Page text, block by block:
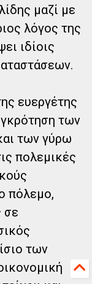
μαζί με
λόγος της
ιδίοις
ευεργέτης
των
των γύρω
πολεμικές
πόλεμο,
σε
των